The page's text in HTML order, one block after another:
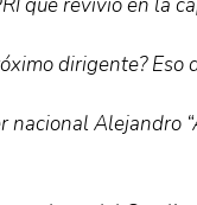
que revivió en la
dirigente? Eso
nacional Alejandro